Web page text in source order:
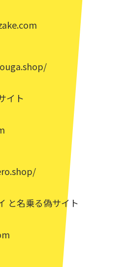
イト
と名乗る偽サイト